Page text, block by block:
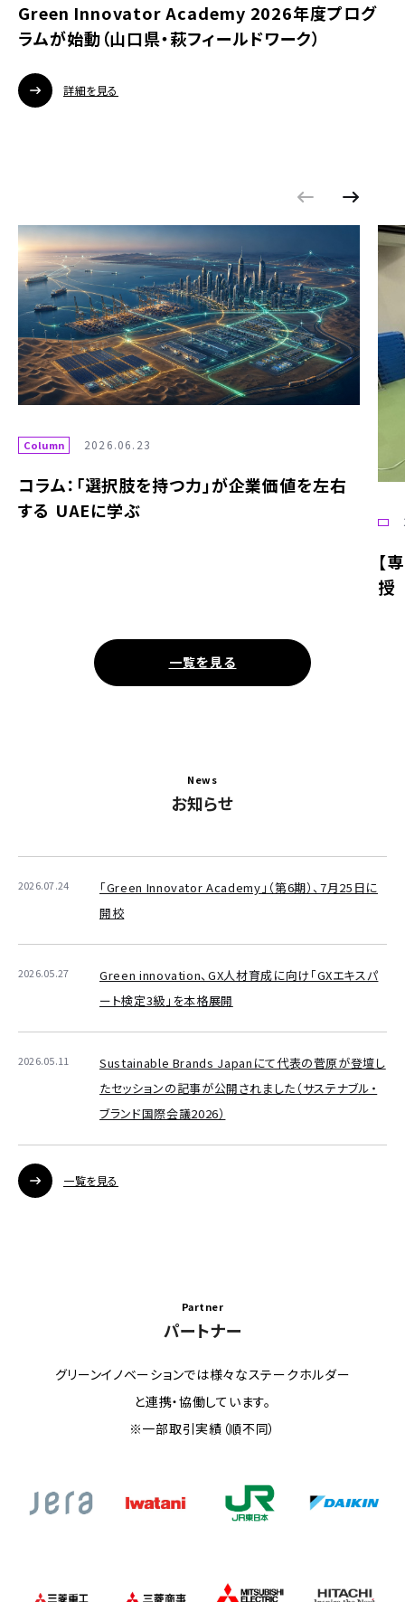
Green Innovator Academy 2026年度プログ
ラムが始動（山口県・萩フィールドワーク）
詳細を見る
択肢を持つ力」が企業価値を左右
学ぶ
【専門家インタ
授 荒井 晃作氏
一覧を見る
News
お知らせ
2026.07.24
「Green Innovator Academy」（第6期）、7月25日に
開校
2026.05.27
Green innovation、GX人材育成に向け「GXエキスパ
ート検定3級」を本格展開
2026.05.11
Sustainable Brands Japanにて代表の菅原が登壇し
たセッションの記事が公開されました（サステナブル・
ブランド国際会議2026）
一覧を見る
Partner
パートナー
グリーンイノベーションでは様々なステークホルダー
と連携・協働しています。
※一部取引実績（順不同）